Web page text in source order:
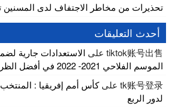
تحذيرات من مخاطر الاجتفاف لدى المسنين
أحدث التعليقات
tiktok账号出售 على الاستعدادات جارية
الموسم الفلاحي 2021- 2022 في أفضل الظروف
tk账号登录 علىكأس أمم إفريقيا :
لدور الربع